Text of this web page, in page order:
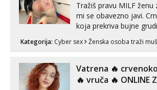
Tražiš pravu MILF ženu
mi se obavezno javi.
koja prekriva bujne
vidio, čista ŠESTICA! A
bolje da ni ne pričam.
vjeruj mi, takve još nisi
spremna za ONLOINE
Kategorija: Cyber sex Ženska osoba traži
Vatrena ‎️‍🔥
‎️‍🔥 vruča‎ ️‍🔥 ONLINE